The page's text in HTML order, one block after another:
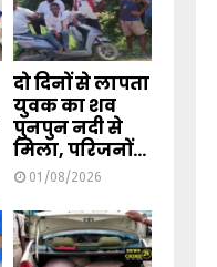
दो दिनों से लापता
युवक का शव
पुनपुन नदी से
मिला, परिजनों...
01/08/2026